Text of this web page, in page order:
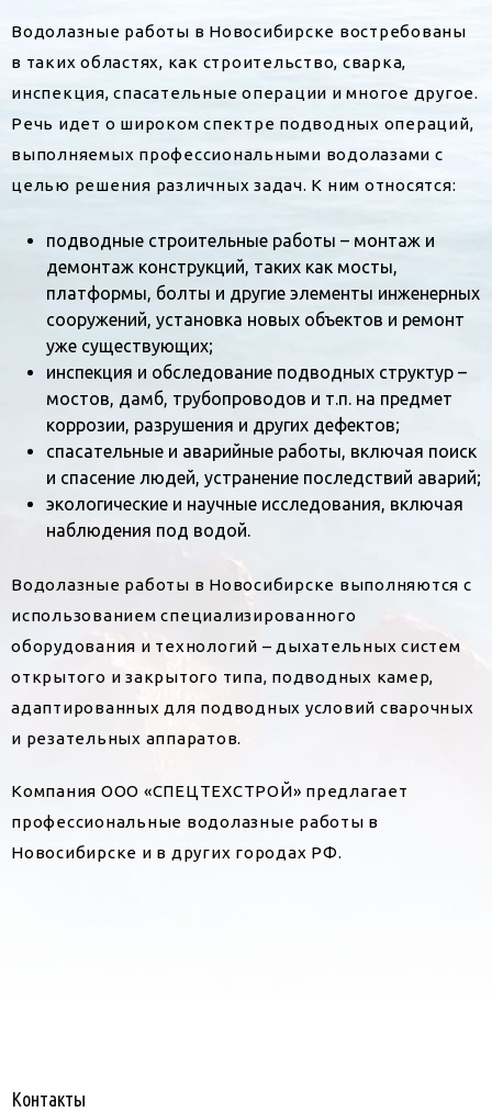
Водолазные работы в Новосибирске востребованы
в таких областях, как строительство, сварка,
инспекция, спасательные операции и многое другое.
Речь идет о широком спектре подводных операций,
выполняемых профессиональными водолазами с
целью решения различных задач. К ним относятся:
подводные строительные работы – монтаж и
демонтаж конструкций, таких как мосты,
платформы, болты и другие элементы инженерных
сооружений, установка новых объектов и ремонт
уже существующих;
инспекция и обследование подводных структур –
мостов, дамб, трубопроводов и т.п. на предмет
коррозии, разрушения и других дефектов;
спасательные и аварийные работы, включая поиск
и спасение людей, устранение последствий аварий;
экологические и научные исследования, включая
наблюдения под водой.
Водолазные работы в Новосибирске выполняются с
использованием специализированного
оборудования и технологий – дыхательных систем
открытого и закрытого типа, подводных камер,
адаптированных для подводных условий сварочных
и резательных аппаратов.
Компания ООО «СПЕЦТЕХСТРОЙ» предлагает
профессиональные водолазные работы в
Новосибирске и в других городах РФ.
Контакты